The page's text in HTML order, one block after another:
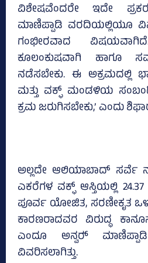
ವಿಶೇಷವೆಂದರೇ ಇದೇ
ಮಾಣಿಪ್ಪಾಡಿ ವರದಿಯಲ್ಲಿಯೂ
ಗಂಭೀರವಾದ
ಕೂಲಂಕುಷವಾಗಿ ಹಾಗೂ
ನಡೆಸಬೇಕು. ಈ ಅಕ್ರಮದಲ್ಲಿ
ಮತ್ತು ವಕ್ಫ್‌ ಮಂಡಳಿಯ
ಕ್ರಮ ಜರುಗಿಸಬೇಕು,’ ಎಂದು
ಅಲ್ಲದೇ ಆಲಿಯಾಬಾದ್‌ ಸರ್ವೆ
ಎಕರೆಗಳ ವಕ್ಫ್‌ ಆಸ್ತಿಯಲ್ಲಿ
ಪೂರ್ವ ಯೋಜಿತ, ಸರಣೀಕೃತ
ಕಾರಣರಾದವರ ವಿರುದ್ಧ
ಎಂದೂ ಅನ್ವರ್‍‌
ವಿವರಿಸಲಾಗಿತ್ತು.